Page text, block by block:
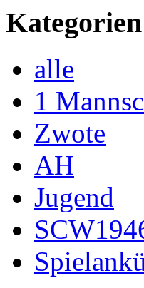
Kategorien
alle
1
Zwote
AH
Jugend